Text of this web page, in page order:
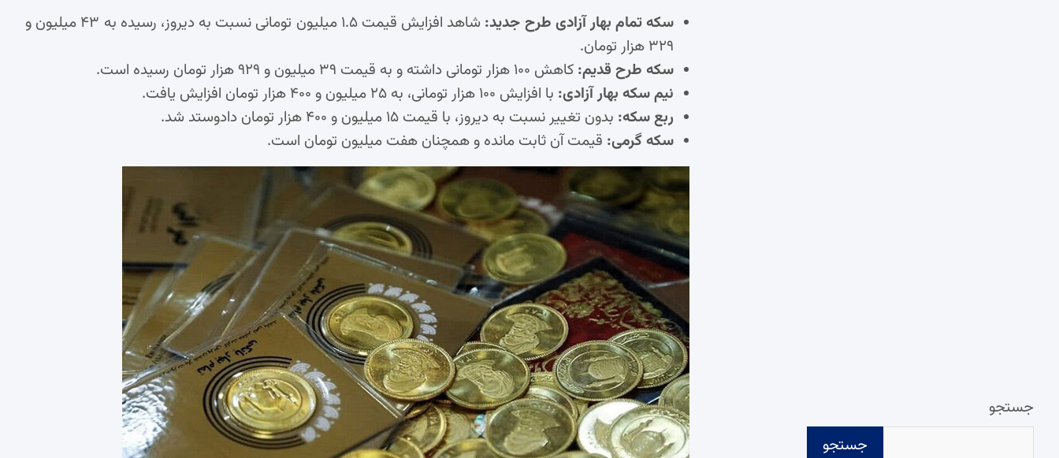
سکه تمام بهار آزادی طرح جدید:
شاهد افزایش قیمت ۱.۵ میلیون تومانی نسبت به دیروز، رسیده به ۴۳ میلیون و
۳۲۹ هزار تومان.
سکه طرح قدیم: کاهش ۱۰۰ هزار تومانی داشته و به قیمت ۳۹ میلیون و ۹۲۹ هزار تومان رسیده است.
نیم سکه بهار آزادی: با افزایش ۱۰۰ هزار تومانی، به ۲۵ میلیون و ۴۰۰ هزار تومان افزایش یافت.
ربع سکه: بدون تغییر نسبت به دیروز، با قیمت ۱۵ میلیون و ۴۰۰ هزار تومان دادوستد شد.
سکه گرمی: قیمت آن ثابت مانده و همچنان هفت میلیون تومان است.
جستجو
جستجو